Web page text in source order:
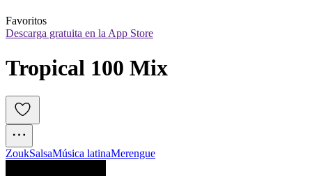
Favoritos
Descarga gratuita en la App Store
Tropical 100 Mix
ZoukSalsaMúsica latinaMerengue